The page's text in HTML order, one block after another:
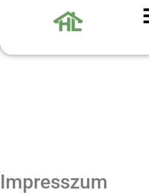
Impresszum
Impresszum